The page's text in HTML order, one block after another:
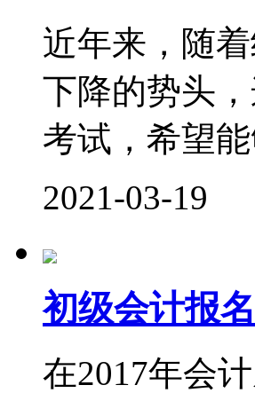
近年来，随
下降的势头
考试，希望
2021-03-19
初级会计报
在2017年会